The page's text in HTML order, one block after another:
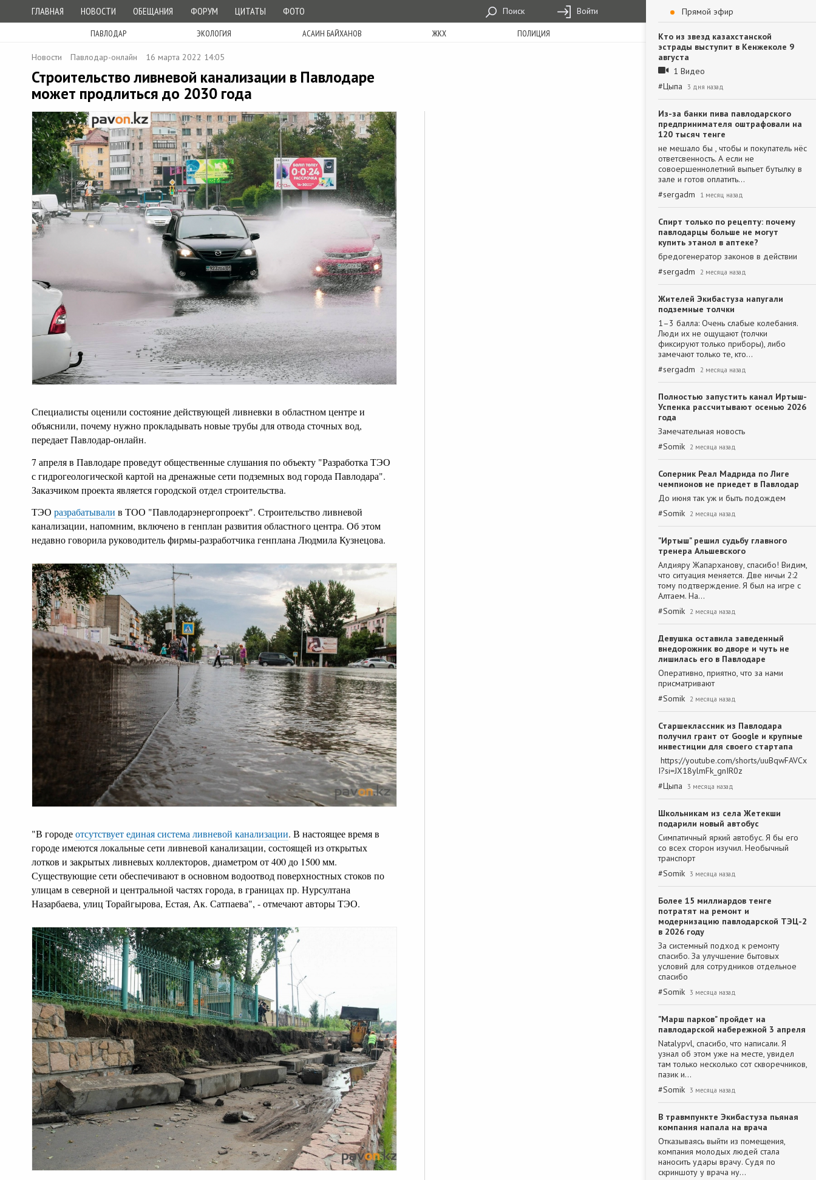
ГЛАВНАЯ НОВОСТИ ОБЕЩАНИЯ ФОРУМ ЦИТАТЫ ФОТО Поиск Войти
ПАВЛОДАР ЭКОЛОГИЯ АСАИН БАЙХАНОВ ЖКХ ПОЛИЦИЯ
Новости Павлодар-онлайн 16 марта 2022 14:05
Строительство ливневой канализации в Павлодаре
может продлиться до 2030 года
Специалисты оценили состояние действующей ливневки в областном центре и
объяснили, почему нужно прокладывать новые трубы для отвода сточных вод,
передает Павлодар-онлайн.
7 апреля в Павлодаре проведут общественные слушания по объекту "Разработка ТЭО
с гидрогеологической картой на дренажные сети подземных вод города Павлодара".
Заказчиком проекта является городской отдел строительства.
ТЭО разрабатывали в ТОО "Павлодарэнергопроект". Строительство ливневой
канализации, напомним, включено в генплан развития областного центра. Об этом
недавно говорила руководитель фирмы-разработчика генплана Людмила Кузнецова.
"В городеотсутствует единая система ливневой канализации. В настоящее время в
городе имеются локальные сети ливневой канализации, состоящей из открытых
лотков и закрытых ливневых коллекторов, диаметром от 400 до 1500 мм.
Существующие сети обеспечивают в основном водоотвод поверхностных стоков по
улицам в северной и центральной частях города, в границах пр. Нурсултана
Назарбаева, улиц Торайгырова, Естая, Ак. Сатпаева", - отмечают авторы ТЭО.
Прямой эфир
Кто из звезд казахстанской
эстрады выступит в Кенжеколе 9
августа
1 Видео
#Цыпа 3 дня назад
Из-за банки пива павлодарского
предпринимателя оштрафовали на
120 тысяч тенге
не мешало бы , чтобы и покупатель нёс
ответсвенность. А если не
совоершеннолетний выпьет бутылку в
зале и готов оплатить…
#sergadm 1 месяц назад
Спирт только по рецепту: почему
павлодарцы больше не могут
купить этанол в аптеке?
бредогенератор законов в действии
#sergadm 2 месяца назад
Жителей Экибастуза напугали
подземные толчки
1–3 балла: Очень слабые колебания.
Люди их не ощущают (толчки
фиксируют только приборы), либо
замечают только те, кто…
#sergadm 2 месяца назад
Полностью запустить канал Иртыш-
Успенка рассчитывают осенью 2026
года
Замечательная новость
#Somik 2 месяца назад
Соперник Реал Мадрида по Лиге
чемпионов не приедет в Павлодар
До июня так уж и быть подождем
#Somik 2 месяца назад
"Иртыш" решил судьбу главного
тренера Альшевского
Алдияру Жапарханову, спасибо! Видим,
что ситуация меняется. Две ничьи 2:2
тому подтверждение. Я был на игре с
Алтаем. На…
#Somik 2 месяца назад
Девушка оставила заведенный
внедорожник во дворе и чуть не
лишилась его в Павлодаре
Оперативно, приятно, что за нами
присматривают
#Somik 2 месяца назад
Старшеклассник из Павлодара
получил грант от Google и крупные
инвестиции для своего стартапа
https://youtube.com/shorts/uuBqwFAVCx
I?si=JX18ylmFk_gnIR0z
#Цыпа 3 месяца назад
Школьникам из села Жетекши
подарили новый автобус
Симпатичный яркий автобус. Я бы его
со всех сторон изучил. Необычный
транспорт
#Somik 3 месяца назад
Более 15 миллиардов тенге
потратят на ремонт и
модернизацию павлодарской ТЭЦ-2
в 2026 году
За системный подход к ремонту
спасибо. За улучшение бытовых
условий для сотрудников отдельное
спасибо
#Somik 3 месяца назад
"Марш парков" пройдет на
павлодарской набережной 3 апреля
Natalypvl, спасибо, что написали. Я
узнал об этом уже на месте, увидел
там только несколько сот скворечников,
пазик и…
#Somik 3 месяца назад
В травмпункте Экибастуза пьяная
компания напала на врача
Отказываясь выйти из помещения,
компания молодых людей стала
наносить удары врачу. Судя по
скриншоту у врача ну…